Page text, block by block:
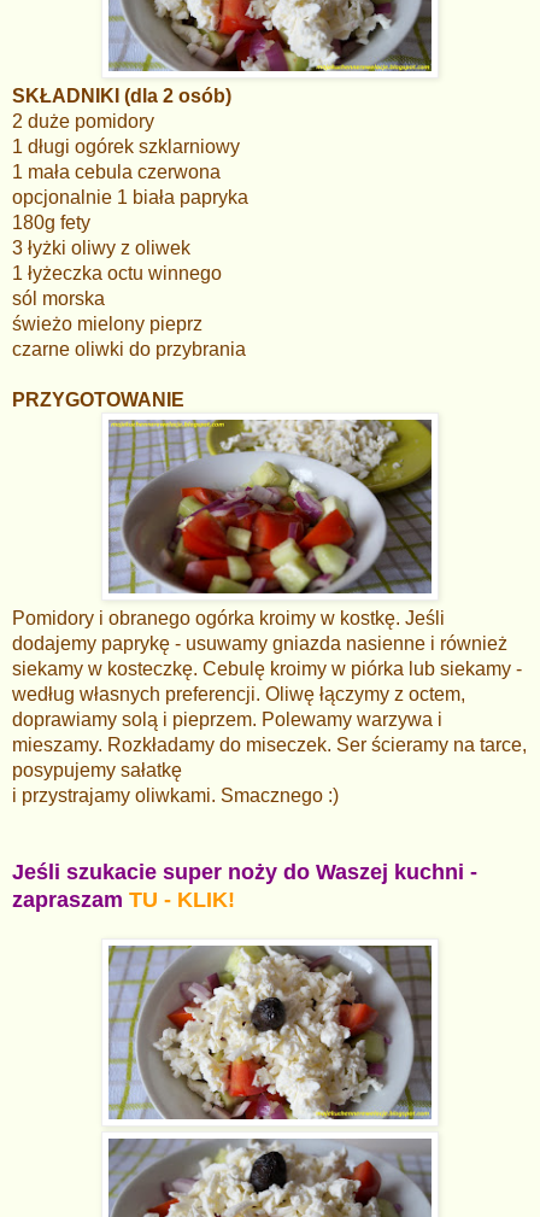
SKŁADNIKI (dla 2 osób)
2 duże pomidory
1 długi ogórek szklarniowy
1 mała cebula czerwona
opcjonalnie 1 biała papryka
180g fety
3 łyżki oliwy z oliwek
1 łyżeczka octu winnego
sól morska
świeżo mielony pieprz
czarne oliwki do przybrania
PRZYGOTOWANIE
Pomidory i obranego ogórka kroimy w kostkę. Jeśli
dodajemy paprykę - usuwamy gniazda nasienne i również
siekamy w kosteczkę. Cebulę kroimy w piórka lub siekamy -
według własnych preferencji. Oliwę łączymy z octem,
doprawiamy solą i pieprzem. Polewamy warzywa i
mieszamy. Rozkładamy do miseczek. Ser ścieramy na tarce,
posypujemy sałatkę
i przystrajamy oliwkami. Smacznego :)
Jeśli szukacie super noży do Waszej kuchni -
zapraszam TU - KLIK!